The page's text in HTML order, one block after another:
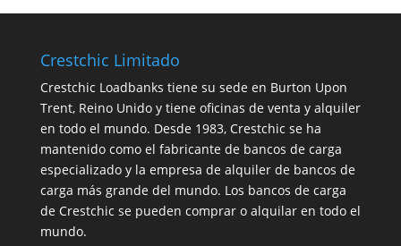
Crestchic Limitado
Crestchic Loadbanks tiene su sede en Burton Upon
Trent, Reino Unido y tiene oficinas de venta y alquiler
en todo el mundo. Desde 1983, Crestchic se ha
mantenido como el fabricante de bancos de carga
especializado y la empresa de alquiler de bancos de
carga más grande del mundo. Los bancos de carga
de Crestchic se pueden comprar o alquilar en todo el
mundo.